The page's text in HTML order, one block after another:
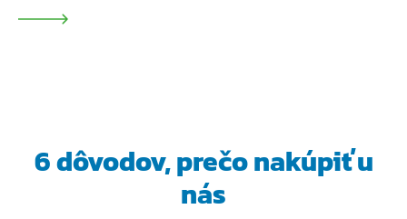
6 dôvodov, prečonakúpiť u
nás